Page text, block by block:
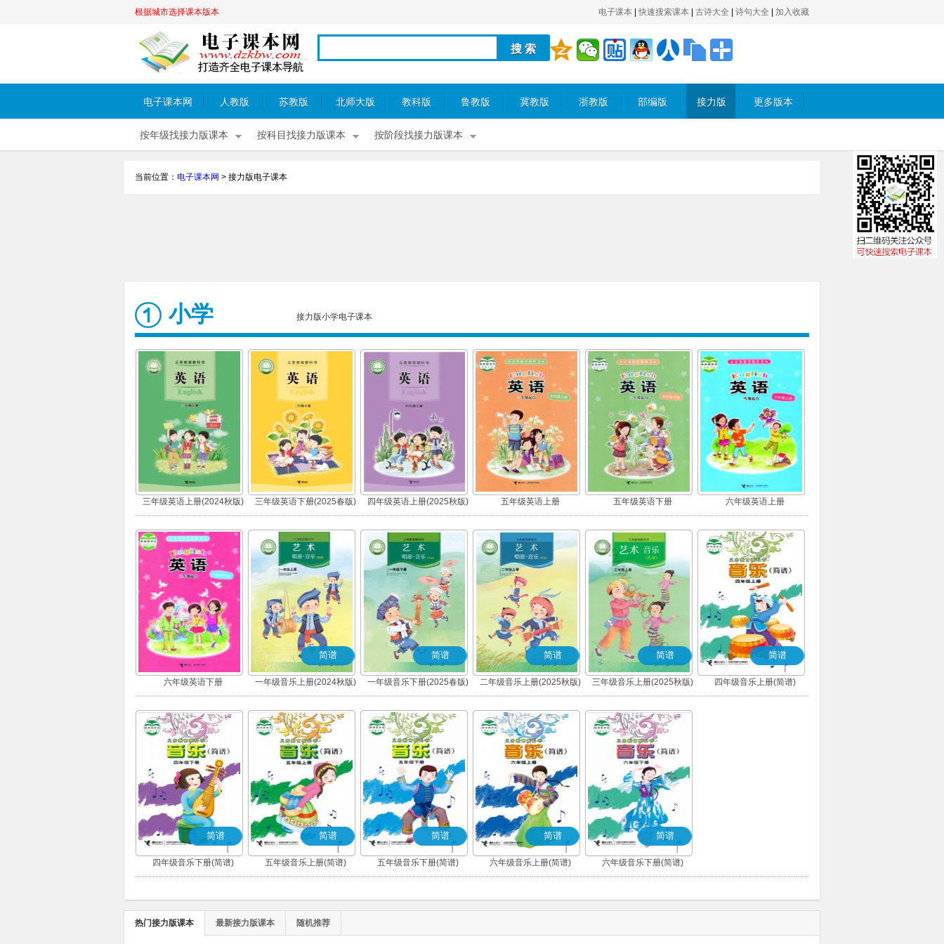
根据城市选择课本版本 电子课本 快速搜索课本 古诗大全 诗句大全 加入收藏
电子课本网 人教版 苏教版 北师大版 教科版 鲁教版 冀教版 浙教版 部编版 接力版 更多版本
按年级找接力版课本 按科目找接力版课本 按阶段找接力版课本
当前位置： 电子课本网 > 接力版电子课本
小学 接力版小学电子课本
三年级英语上册(2024秋版) 三年级英语下册(2025春版) 四年级英语上册(2025秋版) 五年级英语上册 五年级英语下册 六年级英语上册
六年级英语下册
简谱
一年级音乐上册(2024秋版)
(简谱)
简谱
一年级音乐下册(2025春版)
(简谱)
简谱
二年级音乐上册(2025秋版)
(简谱)
简谱
三年级音乐上册(2025秋版)
(简谱)
简谱
四年级音乐上册(简谱)
简谱
四年级音乐下册(简谱)
简谱
五年级音乐上册(简谱)
简谱
五年级音乐下册(简谱)
简谱
六年级音乐上册(简谱)
简谱
六年级音乐下册(简谱)
热门接力版课本 最新接力版课本 随机推荐